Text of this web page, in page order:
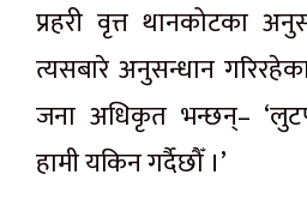
प्रहरी वृत्त थानकोटका
त्यसबारे अनुसन्धान
जना अधिकृत भन्छन्–
हामी यकिन गर्दैछौँ ।’